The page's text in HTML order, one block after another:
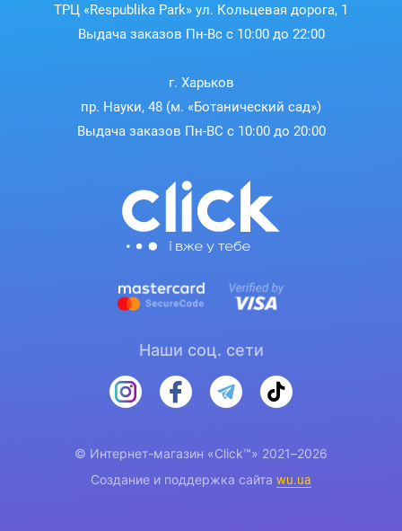
ТРЦ «Respublika Park» ул. Кольцевая дорога, 1
Выдача заказов Пн-Вс с 10:00 до 22:00
г. Харьков
пр. Науки, 48 (м. «Ботанический сад»)
Выдача заказов Пн-ВС с 10:00 до 20:00
Наши соц. сети
© Интернет-магазин «Click™» 2021–2026
Создание и поддержка сайта wu.ua